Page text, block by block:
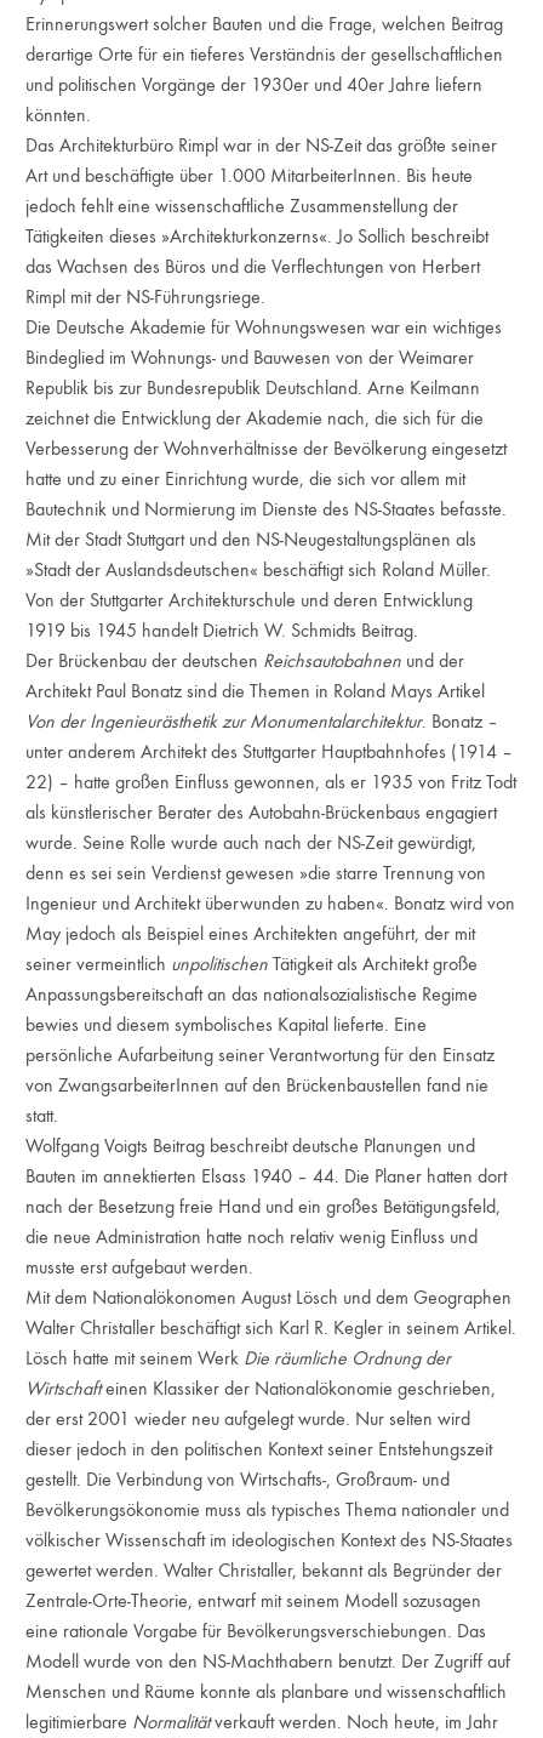
Erinnerungswert solcher Bauten und die Frage, welchen Beitrag
derartige Orte für ein tieferes Verständnis der gesellschaftlichen
und politischen Vorgänge der 1930er und 40er Jahre liefern
könnten.
Das Architekturbüro Rimpl war in der NS-Zeit das größte seiner
Art und beschäftigte über 1.000 MitarbeiterInnen. Bis heute
jedoch fehlt eine wissenschaftliche Zusammenstellung der
Tätigkeiten dieses »Architekturkonzerns«. Jo Sollich beschreibt
das Wachsen des Büros und die Verflechtungen von Herbert
Rimpl mit der NS-Führungsriege.
Die Deutsche Akademie für Wohnungswesen war ein wichtiges
Bindeglied im Wohnungs- und Bauwesen von der Weimarer
Republik bis zur Bundesrepublik Deutschland. Arne Keilmann
zeichnet die Entwicklung der Akademie nach, die sich für die
Verbesserung der Wohnverhältnisse der Bevölkerung eingesetzt
hatte und zu einer Einrichtung wurde, die sich vor allem mit
Bautechnik und Normierung im Dienste des NS-Staates befasste.
Mit der Stadt Stuttgart und den NS-Neugestaltungsplänen als
»Stadt der Auslandsdeutschen« beschäftigt sich Roland Müller.
Von der Stuttgarter Architekturschule und deren Entwicklung
1919 bis 1945 handelt Dietrich W. Schmidts Beitrag.
Der Brückenbau der deutschen Reichsautobahnen und der
Architekt Paul Bonatz sind die Themen in Roland Mays Artikel
Von der Ingenieurästhetik zur Monumentalarchitektur. Bonatz –
unter anderem Architekt des Stuttgarter Hauptbahnhofes (1914 –
22) – hatte großen Einfluss gewonnen, als er 1935 von Fritz Todt
als künstlerischer Berater des Autobahn-Brückenbaus engagiert
wurde. Seine Rolle wurde auch nach der NS-Zeit gewürdigt,
denn es sei sein Verdienst gewesen »die starre Trennung von
Ingenieur und Architekt überwunden zu haben«. Bonatz wird von
May jedoch als Beispiel eines Architekten angeführt, der mit
seiner vermeintlich unpolitischen Tätigkeit als Architekt große
Anpassungsbereitschaft an das nationalsozialistische Regime
bewies und diesem symbolisches Kapital lieferte. Eine
persönliche Aufarbeitung seiner Verantwortung für den Einsatz
von ZwangsarbeiterInnen auf den Brückenbaustellen fand nie
statt.
Wolfgang Voigts Beitrag beschreibt deutsche Planungen und
Bauten im annektierten Elsass 1940 – 44. Die Planer hatten dort
nach der Besetzung freie Hand und ein großes Betätigungsfeld,
die neue Administration hatte noch relativ wenig Einfluss und
musste erst aufgebaut werden.
Mit dem Nationalökonomen August Lösch und dem Geographen
Walter Christaller beschäftigt sich Karl R. Kegler in seinem Artikel.
Lösch hatte mit seinem Werk Die räumliche Ordnung der
Wirtschafteinen Klassiker der Nationalökonomie geschrieben,
der erst 2001 wieder neu aufgelegt wurde. Nur selten wird
dieser jedoch in den politischen Kontext seiner Entstehungszeit
gestellt. Die Verbindung von Wirtschafts-, Großraum- und
Bevölkerungsökonomie muss als typisches Thema nationaler und
völkischer Wissenschaft im ideologischen Kontext des NS-Staates
gewertet werden. Walter Christaller, bekannt als Begründer der
Zentrale-Orte-Theorie, entwarf mit seinem Modell sozusagen
eine rationale Vorgabe für Bevölkerungsverschiebungen. Das
Modell wurde von den NS-Machthabern benutzt. Der Zugriff auf
Menschen und Räume konnte als planbare und wissenschaftlich
legitimierbare Normalitätverkauft werden. Noch heute, im Jahr